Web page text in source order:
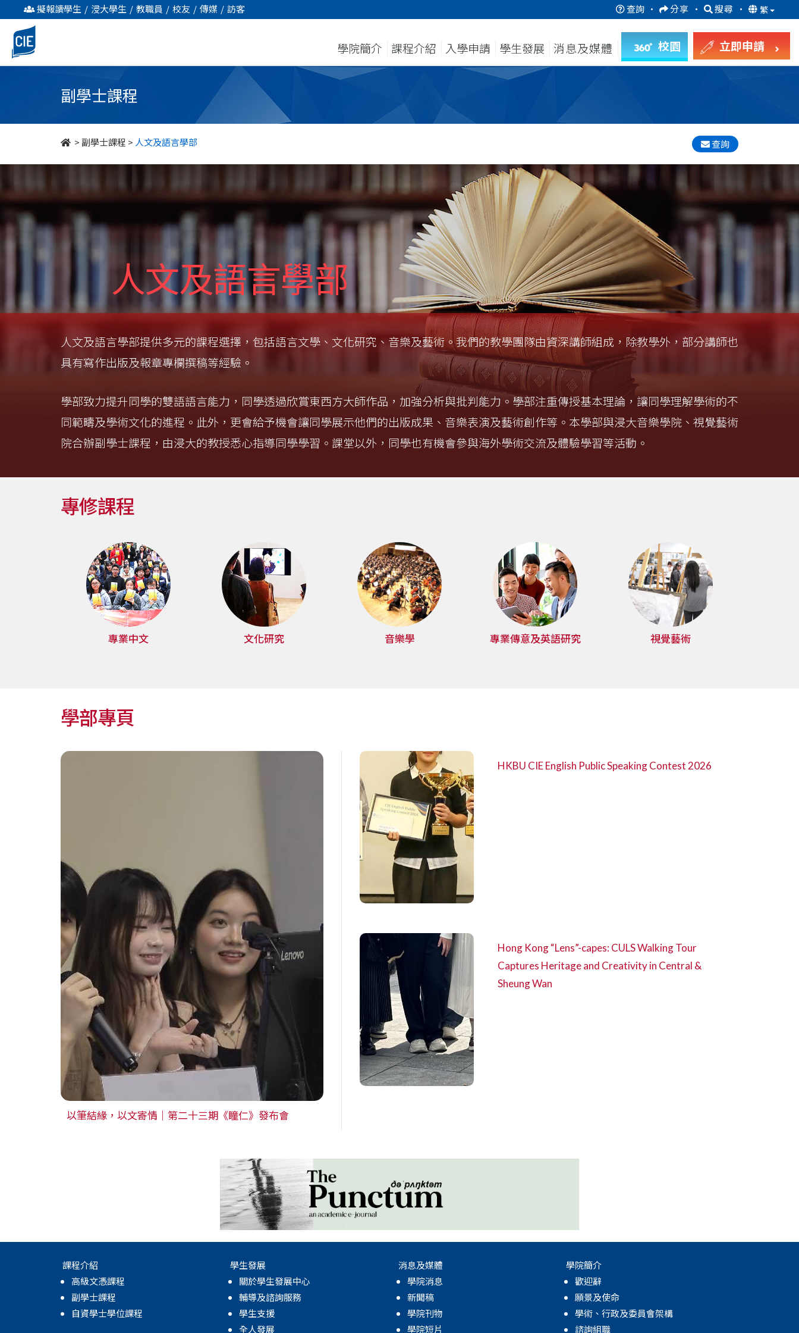
人
文
及
部
-
副
學
課
程
-
擬報讀學生 / 浸大學生 / 教職員 / 校友 / 傳媒 / 訪客 查詢 · 分享 · 搜尋 · 繁
學院簡介 課程介紹 入學申請 學生發展 消息及媒體 校園 立即申請
副學士課程
> 副學士課程 > 人文及語言學部 查詢
人文及語言學部
人文及語言學部提供多元的課程選擇，包括語言文學、文化研究、音樂及藝術。我們的教學團隊由資深講師組成，除教學外，部分講師也
具有寫作出版及報章專欄撰稿等經驗。
學部致力提升同學的雙語語言能力，同學透過欣賞東西方大師作品，加強分析與批判能力。學部注重傳授基本理論，讓同學理解學術的不
同範疇及學術文化的進程。此外，更會給予機會讓同學展示他們的出版成果、音樂表演及藝術創作等。本學部與浸大音樂學院、視覺藝術
院合辦副學士課程，由浸大的教授悉心指導同學學習。課堂以外，同學也有機會參與海外學術交流及體驗學習等活動。
專修課程
專業中文 文化研究 音樂學 專業傳意及英語研究 視覺藝術
學部專頁
以筆結緣，以文寄情｜第二十三期《瞳仁》發布會
HKBU CIE English Public Speaking Contest 2026
Hong Kong “Lens”-capes: CULS Walking Tour
Captures Heritage and Creativity in Central &
Sheung Wan
課程介紹
高級文憑課程
副學士課程
自資學士學位課程
學生發展
關於學生發展中心
輔導及諮詢服務
學生支援
全人發展
消息及媒體
學院消息
新聞稿
學院刊物
學院短片
學院簡介
歡迎辭
願景及使命
學術、行政及委員會架構
諮詢組職